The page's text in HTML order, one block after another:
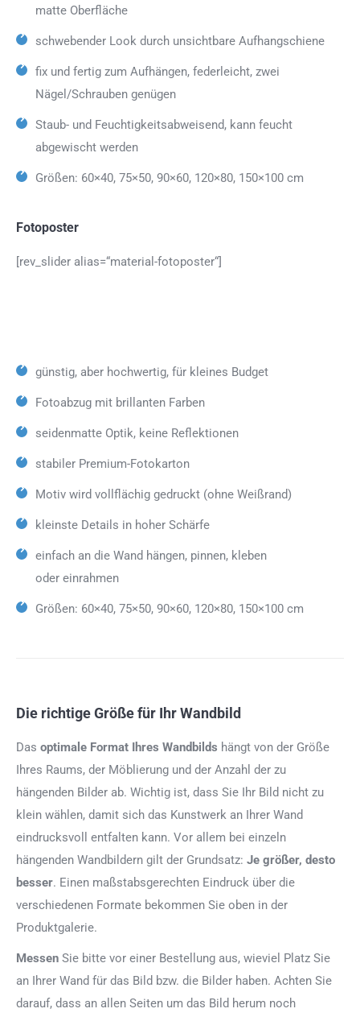
matte Oberfläche
schwebender Look durch unsichtbare Aufhangschiene
fix und fertig zum Aufhängen, federleicht, zwei
Nägel/Schrauben genügen
Staub- und Feuchtigkeitsabweisend, kann feucht
abgewischt werden
Größen: 60×40, 75×50, 90×60, 120×80, 150×100 cm
Fotoposter
[rev_slider alias=“material-fotoposter“]
günstig, aber hochwertig, für kleines Budget
Fotoabzug mit brillanten Farben
seidenmatte Optik, keine Reflektionen
stabiler Premium-Fotokarton
Motiv wird vollflächig gedruckt (ohne Weißrand)
kleinste Details in hoher Schärfe
einfach an die Wand hängen, pinnen, kleben
oder einrahmen
Größen: 60×40, 75×50, 90×60, 120×80, 150×100 cm
Die richtige Größe für Ihr Wandbild
Das optimale Format Ihres Wandbilds hängt von der Größe
Ihres Raums, der Möblierung und der Anzahl der zu
hängenden Bilder ab. Wichtig ist, dass Sie Ihr Bild nicht zu
klein wählen, damit sich das Kunstwerk an Ihrer Wand
eindrucksvoll entfalten kann. Vor allem bei einzeln
hängenden Wandbildern gilt der Grundsatz: Je größer, desto
besser. Einen maßstabsgerechten Eindruck über die
verschiedenen Formate bekommen Sie oben in der
Produktgalerie.
Messen Sie bitte vor einer Bestellung aus, wieviel Platz Sie
an Ihrer Wand für das Bild bzw. die Bilder haben. Achten Sie
darauf, dass an allen Seiten um das Bild herum noch